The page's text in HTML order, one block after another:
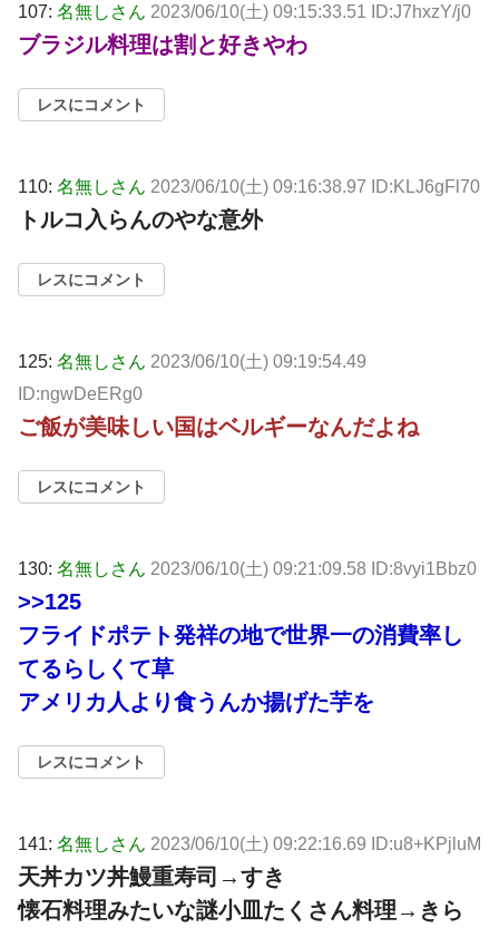
107: 名無しさん 2023/06/10(土) 09:15:33.51 ID:J7hxzY/j0
ブラジル料理は割と好きやわ
レスにコメント
110: 名無しさん 2023/06/10(土) 09:16:38.97 ID:KLJ6gFl70
トルコ入らんのやな意外
レスにコメント
125: 名無しさん 2023/06/10(土) 09:19:54.49
ID:ngwDeERg0
ご飯が美味しい国はベルギーなんだよね
レスにコメント
130: 名無しさん 2023/06/10(土) 09:21:09.58 ID:8vyi1Bbz0
>>125
フライドポテト発祥の地で世界一の消費率し
てるらしくて草
アメリカ人より食うんか揚げた芋を
レスにコメント
141: 名無しさん 2023/06/10(土) 09:22:16.69 ID:u8+KPjluM
天丼カツ丼鰻重寿司→すき
懐石料理みたいな謎小皿たくさん料理→きら